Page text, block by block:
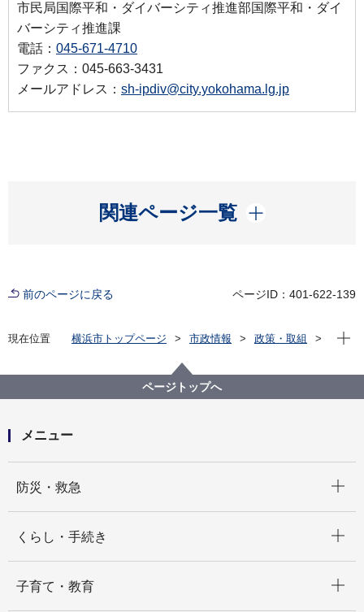
市民局国際平和・ダイバーシティ推進部国際平和・ダイ
バーシティ推進課
電話： 045-671-4710
ファクス：045-663-3431
メールアドレス： sh-ipdiv@city.yokohama.lg.jp
関連ページ一覧
開く
前のページに戻る ページID：401-622-139
現在位置 横浜市トップページ 市政情報
政策・取組
「横浜市多文化共生まちづくり指針」～創造的社会の
実現に向けて～
現在
ページトップへ
メニュー
防災・救急
くらし・手続き
子育て・教育